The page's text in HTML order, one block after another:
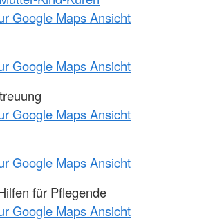
Google Maps Ansicht
Google Maps Ansicht
Google Maps Ansicht
Google Maps Ansicht
für Pflegende
Google Maps Ansicht